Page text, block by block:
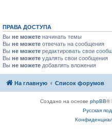
ПРАВА ДОСТУПА
Вы не можете начинать темы
Вы не можете отвечать на сообщения
Вы не можете редактировать свои
Вы не можете удалять свои сообщения
Вы не можете добавлять вложения
На главную Список форумов
Создано на основе phpBB®
Русская